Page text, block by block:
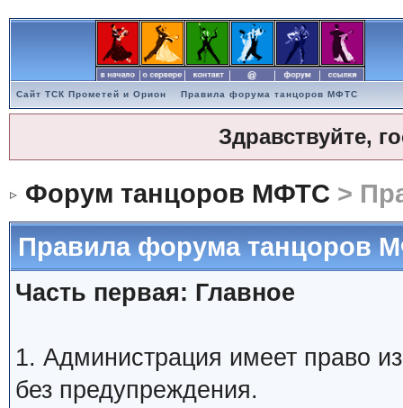
Сайт ТСК Прометей и Орион Правила форума танцоров МФТС
Здравствуйте,
Форум танцоров МФТС >
Правила форума танцоров
Часть первая: Главное
1. Администрация имеет право
без предупреждения.